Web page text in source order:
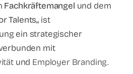
Fachkräftemangel und dem
Talents„ ist
ein strategischer
mit
und Employer Branding.